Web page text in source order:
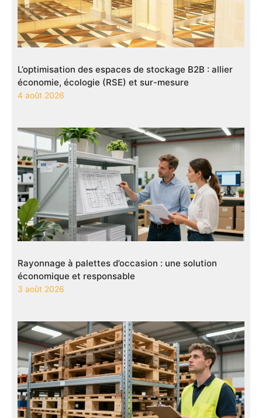
L’optimisation des espaces de stockage B2B : allier
économie, écologie (RSE) et sur-mesure
4 août 2026
Rayonnage à palettes d’occasion : une solution
économique et responsable
3 août 2026